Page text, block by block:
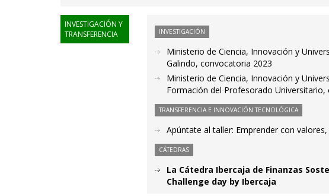
INVESTIGACIÓN Y
TRANSFERENCIA
INVESTIGACIÓN
Ministerio de Ciencia, Innovación y
Galindo, convocatoria 2023
Ministerio de Ciencia, Innovación y
Formación del Profesorado Universitario,
TRANSFERENCIA E INNOVACIÓN TECNOLÓGICA
Apúntate al taller: Emprender con
CÁTEDRAS
La Cátedra Ibercaja de Finanzas
Challenge day by Ibercaja